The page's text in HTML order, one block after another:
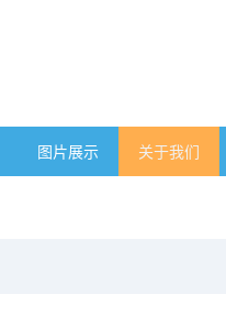
图片展示 关于我们